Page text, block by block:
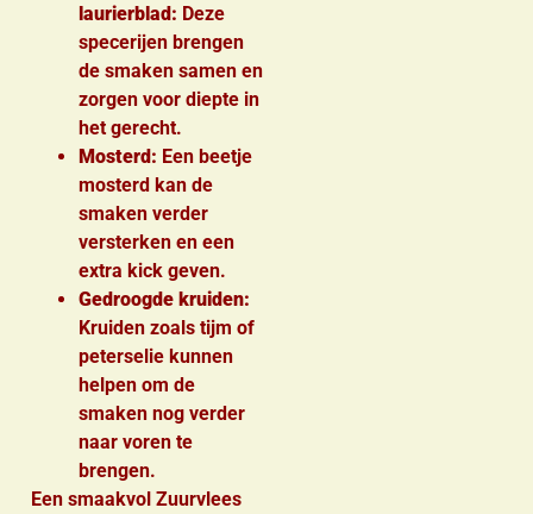
laurierblad: Deze
specerijen brengen
de smaken samen en
zorgen voor diepte in
het gerecht.
Mosterd: Een beetje
mosterd kan de
smaken verder
versterken en een
extra kick geven.
Gedroogde kruiden:
Kruiden zoals tijm of
peterselie kunnen
helpen om de
smaken nog verder
naar voren te
brengen.
Een smaakvol Zuurvlees